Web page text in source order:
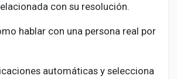
con su resolución.
hablar con una persona real por
automáticas y selecciona